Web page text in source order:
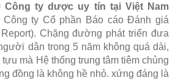
Công ty dược uy tín tại Việt Nam
Công ty Cổ phần Báo cáo Đánh giá
Chặng đường phát triển đưa
dân trong 5 năm không quá dài,
mà Hệ thống trung tâm tiêm chủng
đồng là không hề nhỏ. xứng đáng là